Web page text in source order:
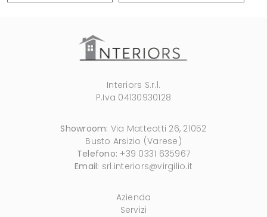
Interiors S.r.l.
P.Iva 04130930128
Showroom: Via Matteotti 26, 21052
Busto Arsizio (Varese)
Telefono: +39 0331 635967
Email: srl.interiors@virgilio.it
Azienda
Servizi